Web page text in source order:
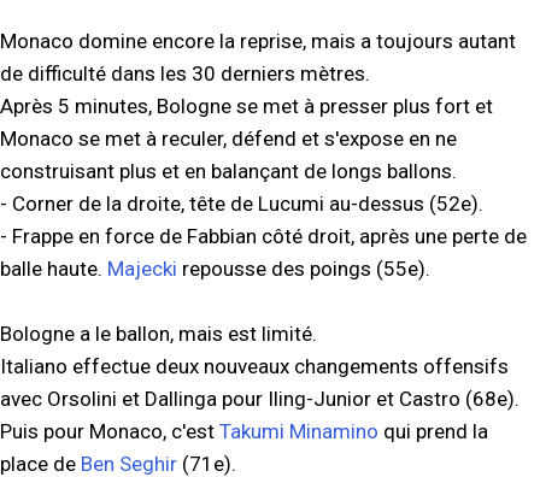
Monaco domine encore la reprise, mais a toujours autant
de difficulté dans les 30 derniers mètres.
Après 5 minutes, Bologne se met à presser plus fort et
Monaco se met à reculer, défend et s'expose en ne
construisant plus et en balançant de longs ballons.
- Corner de la droite, tête de Lucumi au-dessus (52e).
- Frappe en force de Fabbian côté droit, après une perte de
balle haute. Majecki repousse des poings (55e).
Bologne a le ballon, mais est limité.
Italiano effectue deux nouveaux changements offensifs
avec Orsolini et Dallinga pour Iling-Junior et Castro (68e).
Puis pour Monaco, c'est Takumi Minamino qui prend la
place de Ben Seghir (71e).